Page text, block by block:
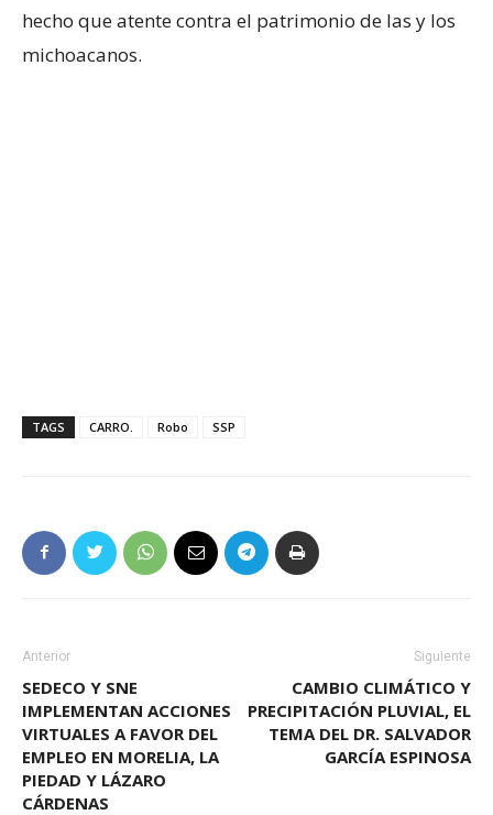
hecho que atente contra el patrimonio de las y los
michoacanos.
TAGS CARRO. Robo SSP
Anterior
SEDECO Y SNE
IMPLEMENTAN ACCIONES
VIRTUALES A FAVOR DEL
EMPLEO EN MORELIA, LA
PIEDAD Y LÁZARO
CÁRDENAS
Siguiente
CAMBIO CLIMÁTICO Y
PRECIPITACIÓN PLUVIAL, EL
TEMA DEL DR. SALVADOR
GARCÍA ESPINOSA